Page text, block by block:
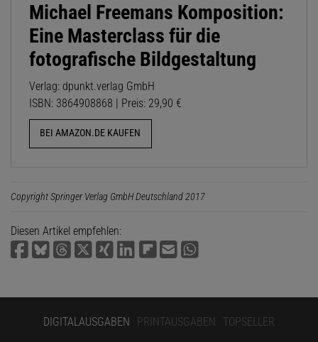
Michael Freemans Komposition:
Eine Masterclass für die
fotografische Bildgestaltung
Verlag: dpunkt.verlag GmbH
ISBN: 3864908868 | Preis: 29,90 €
BEI AMAZON.DE KAUFEN
Copyright Springer Verlag GmbH Deutschland 2017
Diesen Artikel empfehlen:
DIGITALAUSGABEN PRINTAUSGABEN TOPSELLER